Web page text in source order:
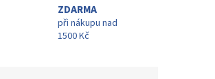
ZDARMA
při nákupu nad
1500 Kč